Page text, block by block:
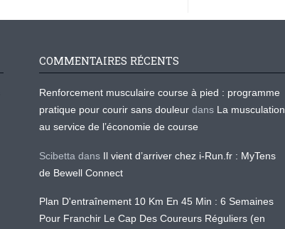
COMMENTAIRES RÉCENTS
Renforcement musculaire course à pied : programme
pratique pour courir sans douleur dans La musculation
au service de l’économie de course
Scibetta dans Il vient d’arriver chez i-Run.fr : MyTens
de Bewell Connect
Plan D'entraînement 10 Km En 45 Min : 6 Semaines
Pour Franchir Le Cap Des Coureurs Réguliers (en